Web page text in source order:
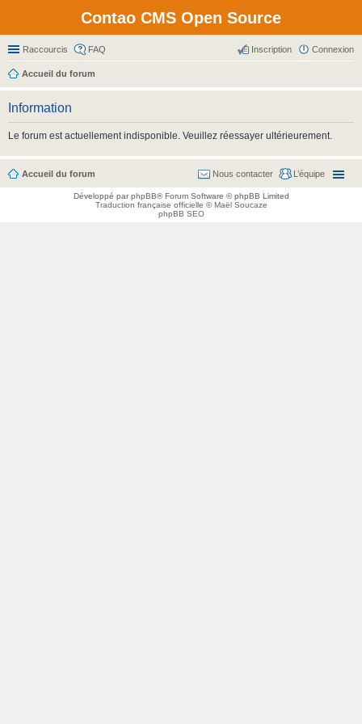
Contao CMS Open Source
Raccourcis FAQ Connexion
Inscription
Accueil du forum
Information
Le forum est actuellement indisponible. Veuillez réessayer ultérieurement.
Accueil du forum L’équipe
Nous contacter
Développé parphpBB® Forum Software © phpBB Limited
Traduction française officielle ©Maël Soucaze
phpBB SEO